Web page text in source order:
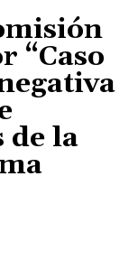
“Caso
de la